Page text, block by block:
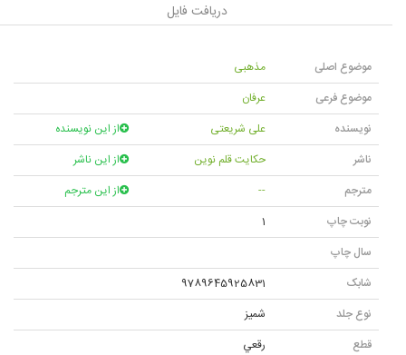
دریافت فایل
موضوع اصلی
مذهبی
موضوع فرعی
عرفان
نویسنده
علی شریعتی
از این نویسنده
ناشر
حکایت قلم نوین
از این ناشر
مترجم
--
از این مترجم
نوبت چاپ
1
سال چاپ
شابک
9789645925831
نوع جلد
شميز
قطع
رقعي